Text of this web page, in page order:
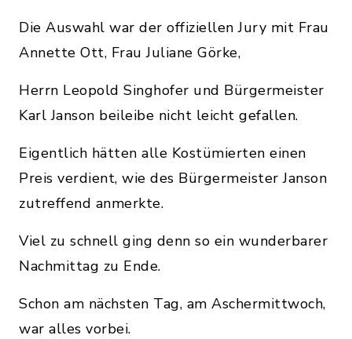
Die Auswahl war der offiziellen Jury mit Frau
Annette Ott, Frau Juliane Görke,
Herrn Leopold Singhofer und Bürgermeister
Karl Janson beileibe nicht leicht gefallen.
Eigentlich hätten alle Kostümierten einen
Preis verdient, wie des Bürgermeister Janson
zutreffend anmerkte.
Viel zu schnell ging denn so ein wunderbarer
Nachmittag zu Ende.
Schon am nächsten Tag, am Aschermittwoch,
war alles vorbei.